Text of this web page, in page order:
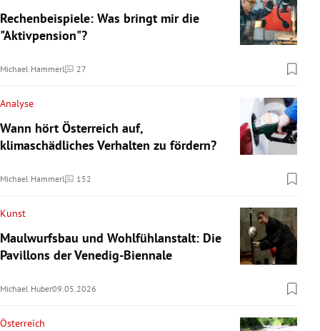
Rechenbeispiele: Was bringt mir die
"Aktivpension"?
Michael Hammerl 27
Kommentare
Analyse
Wann hört Österreich auf,
klimaschädliches Verhalten zu fördern?
Michael Hammerl 152
Kommentare
Kunst
Maulwurfsbau und Wohlfühlanstalt: Die
Pavillons der Venedig-Biennale
Michael Huber09.05.2026
Österreich